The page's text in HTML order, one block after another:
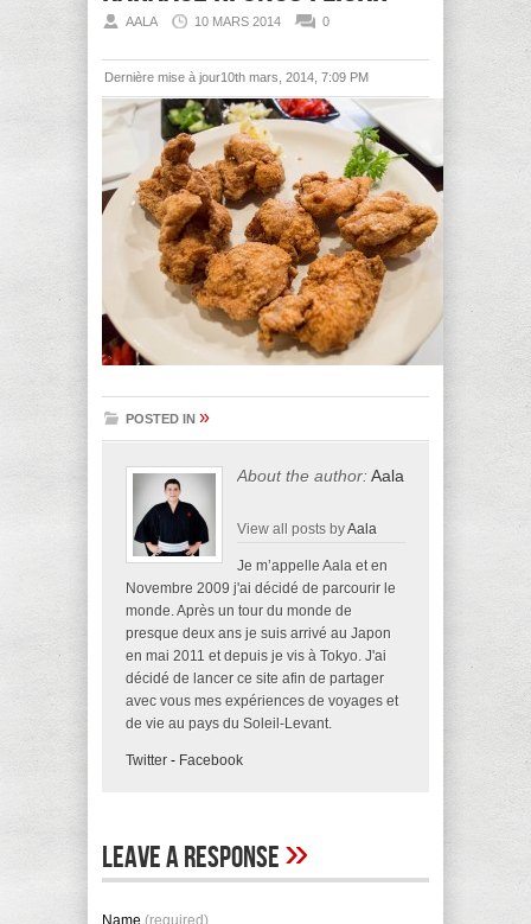
AALA 10 MARS 2014 0
Dernière mise à jour10th mars, 2014, 7:09 PM
POSTED IN »
About the author:Aala
View all posts byAala
Je m’appelle Aala et en
Novembre 2009 j'ai décidé de parcourir le
monde. Après un tour du monde de
presque deux ans je suis arrivé au Japon
en mai 2011 et depuis je vis à Tokyo. J'ai
décidé de lancer ce site afin de partager
avec vous mes expériences de voyages et
de vie au pays du Soleil-Levant.
Twitter - Facebook
Leave A Response»
Name (required)